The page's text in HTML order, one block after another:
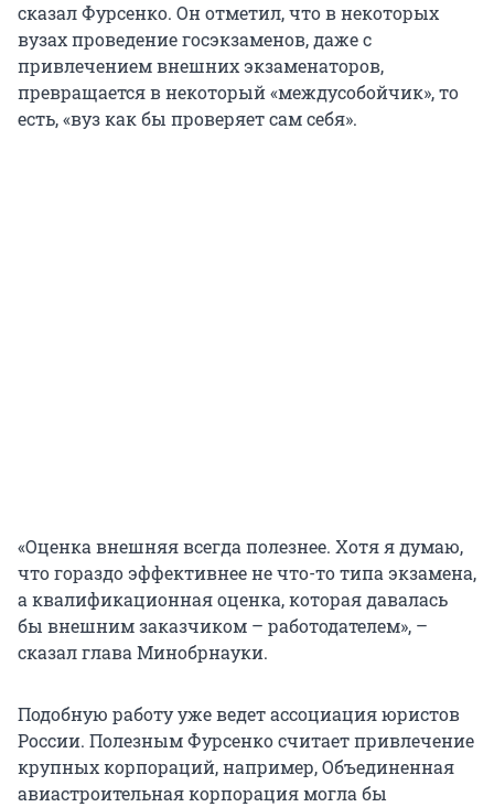
сказал Фурсенко. Он отметил, что в некоторых
вузах проведение госэкзаменов, даже с
привлечением внешних экзаменаторов,
превращается в некоторый «междусобойчик», то
есть, «вуз как бы проверяет сам себя».
«Оценка внешняя всегда полезнее. Хотя я думаю,
что гораздо эффективнее не что-то типа экзамена,
а квалификационная оценка, которая давалась
бы внешним заказчиком – работодателем», –
сказал глава Минобрнауки.
Подобную работу уже ведет ассоциация юристов
России. Полезным Фурсенко считает привлечение
крупных корпораций, например, Объединенная
авиастроительная корпорация могла бы